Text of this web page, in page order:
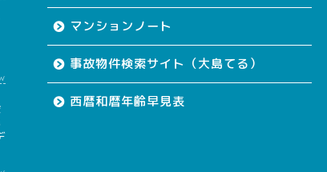
マンションノート
事故物件検索サイト（大島てる）
西暦和暦年齢早見表